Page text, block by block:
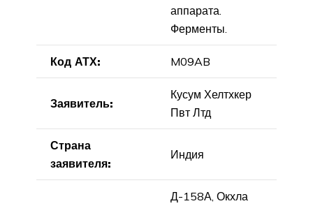
аппарата.
Ферменты.
Код АТХ: M09AB
Заявитель:
Кусум Хелтхкер
Пвт Лтд
Страна
заявителя:
Индия
Д-158А, Окхла